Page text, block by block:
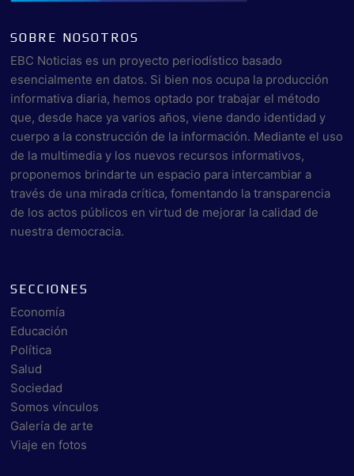
SOBRE NOSOTROS
EBC Noticias es un proyecto periodístico basado
esencialmente en datos. Si bien nos ocupa la producción
informativa diaria, hemos optado por trabajar el método
que, desde hace ya varios años, viene dando identidad y
cuerpo a la construcción de la información. Mediante el uso
de la multimedia y los nuevos recursos informativos,
proponemos brindarte un espacio para intercambiar a
través de una mirada crítica, fomentando la transparencia
de los actos públicos en virtud de mejorar la calidad de
nuestra democracia.
SECCIONES
Economía
Educación
Política
Salud
Sociedad
Somos vínculos
Galería de arte
Viaje en fotos